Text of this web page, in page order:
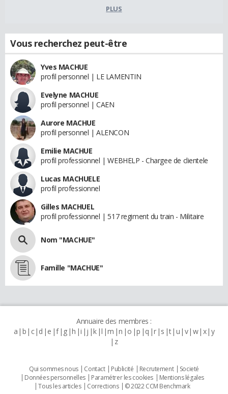
PLUS
Vous recherchez peut-être
Yves MACHUE
profil personnel | LE LAMENTIN
Evelyne MACHUE
profil personnel | CAEN
Aurore MACHUE
profil personnel | ALENCON
Emilie MACHUE
profil professionnel | WEBHELP - Chargee de clientele
Lucas MACHUELE
profil professionnel
Gilles MACHUEL
profil professionnel | 517 regiment du train - Militaire
Nom "MACHUE"
Famille "MACHUE"
Annuaire des membres :
a b c d e f g h i j k l m n o p q r s t u v w x y
z
Qui sommes nous Contact Publicité Recrutement
Societé
Données personnelles
Paramétrer les cookies
Mentions légales
Tous les articles
Corrections © 2022 CCM Benchmark